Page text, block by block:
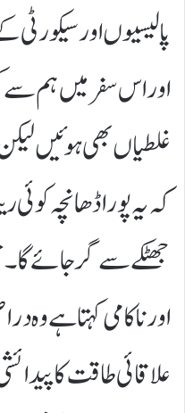
پالیسیوں اور سیکورٹی
اور اس سفر میں ہم سے
غلطیاں بھی ہوئیں
کہ یہ پورا ڈھانچہ
جھٹکے سے گر جائے گا۔
اور ناکامی کہتا ہے وہ
علاقائی طاقت کا